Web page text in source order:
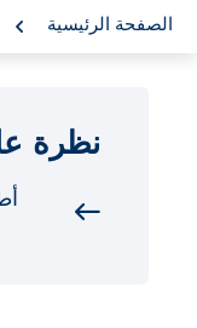
الصفحة الرئيسية
نظرة